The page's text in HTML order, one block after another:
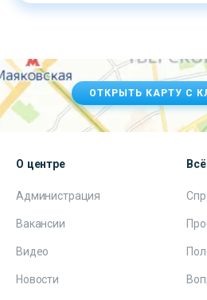
ОТКРЫТЬ КАРТУ С
О центре
Администрация
Вакансии
Видео
Новости